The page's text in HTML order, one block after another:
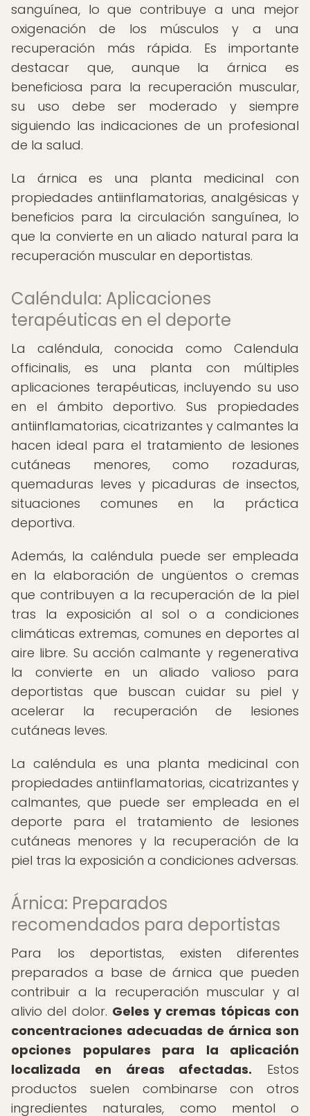
sanguínea, lo que contribuye a una mejor
oxigenación de los músculos y a una
recuperación más rápida. Es importante
destacar que, aunque la árnica es
beneficiosa para la recuperación muscular,
su uso debe ser moderado y siempre
siguiendo las indicaciones de un profesional
de la salud.
La árnica es una planta medicinal con
propiedades antiinflamatorias, analgésicas y
beneficios para la circulación sanguínea, lo
que la convierte en un aliado natural para la
recuperación muscular en deportistas.
Caléndula: Aplicaciones
terapéuticas en el deporte
La caléndula, conocida como Calendula
officinalis, es una planta con múltiples
aplicaciones terapéuticas, incluyendo su uso
en el ámbito deportivo. Sus propiedades
antiinflamatorias, cicatrizantes y calmantes la
hacen ideal para el tratamiento de lesiones
cutáneas menores, como rozaduras,
quemaduras leves y picaduras de insectos,
situaciones comunes en la práctica
deportiva.
Además, la caléndula puede ser empleada
en la elaboración de ungüentos o cremas
que contribuyen a la recuperación de la piel
tras la exposición al sol o a condiciones
climáticas extremas, comunes en deportes al
aire libre. Su acción calmante y regenerativa
la convierte en un aliado valioso para
deportistas que buscan cuidar su piel y
acelerar la recuperación de lesiones
cutáneas leves.
La caléndula es una planta medicinal con
propiedades antiinflamatorias, cicatrizantes y
calmantes, que puede ser empleada en el
deporte para el tratamiento de lesiones
cutáneas menores y la recuperación de la
piel tras la exposición a condiciones adversas.
Árnica: Preparados
recomendados para deportistas
Para los deportistas, existen diferentes
preparados a base de árnica que pueden
contribuir a la recuperación muscular y al
alivio del dolor. Geles y cremas tópicas con
concentraciones adecuadas de árnica son
opciones populares para la aplicación
localizada en áreas afectadas. Estos
productos suelen combinarse con otros
ingredientes naturales, como mentol o